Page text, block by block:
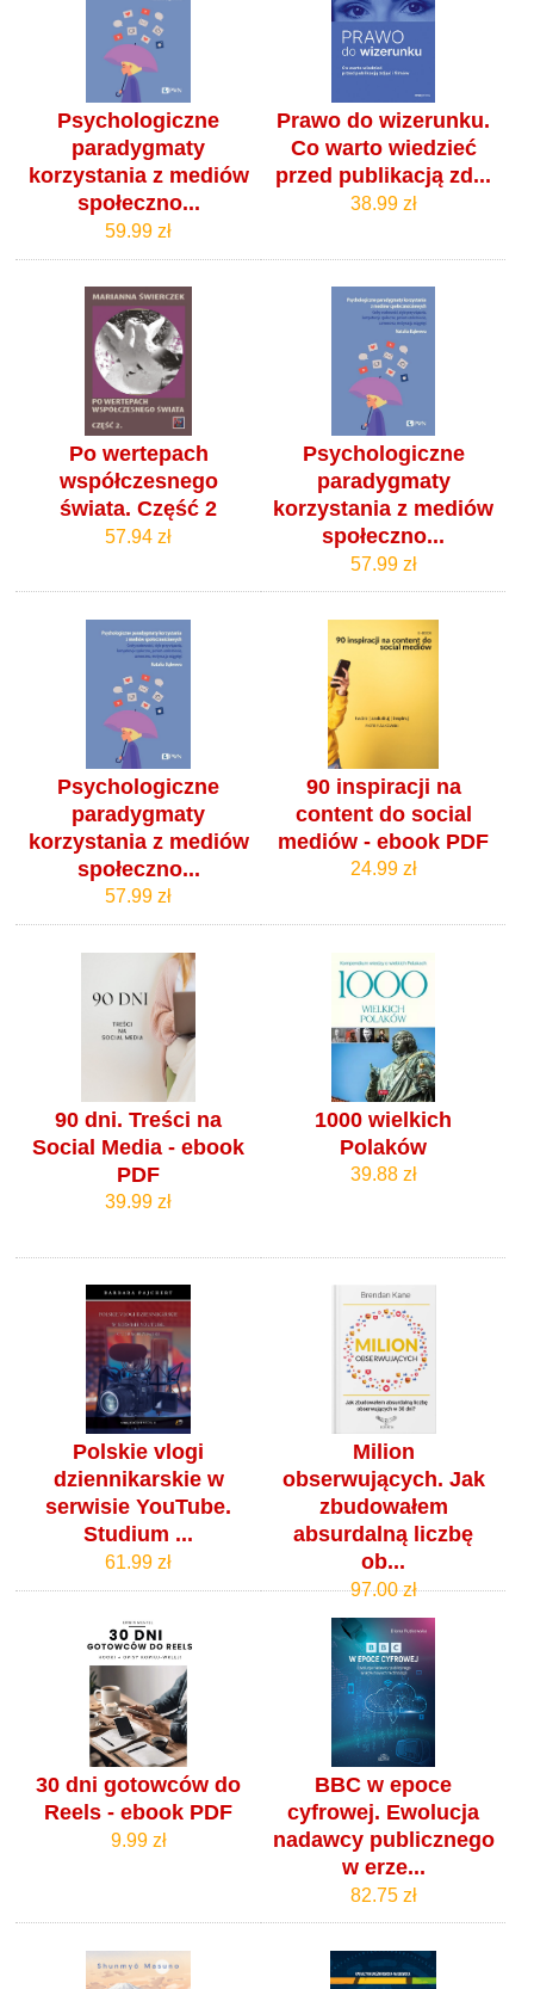
Psychologiczne
paradygmaty
korzystania z mediów
społeczno...
59.99 zł
Prawo do wizerunku.
Co warto wiedzieć
przed publikacją zd...
38.99 zł
Po wertepach
współczesnego
świata. Część 2
57.94 zł
Psychologiczne
paradygmaty
korzystania z mediów
społeczno...
57.99 zł
Psychologiczne
paradygmaty
korzystania z mediów
społeczno...
57.99 zł
90 inspiracji na
content do social
mediów - ebook PDF
24.99 zł
90 dni. Treści na
Social Media - ebook
PDF
39.99 zł
1000 wielkich
Polaków
39.88 zł
Polskie vlogi
dziennikarskie w
serwisie YouTube.
Studium ...
61.99 zł
Milion
obserwujących. Jak
zbudowałem
absurdalną liczbę
ob...
97.00 zł
30 dni gotowców do
Reels - ebook PDF
9.99 zł
BBC w epoce
cyfrowej. Ewolucja
nadawcy publicznego
w erze...
82.75 zł